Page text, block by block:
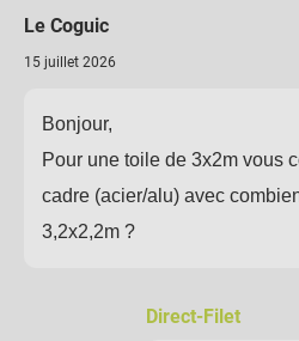
Le Coguic
15 juillet 2026
Bonjour,
Pour une toile de 3x2m vous
cadre (acier/alu) avec
3,2x2,2m ?
Direct-Filet